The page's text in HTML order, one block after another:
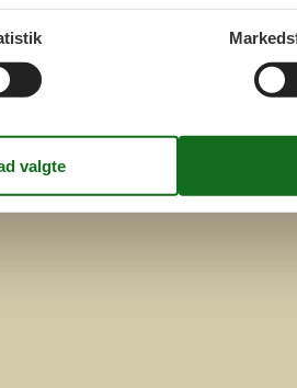
Facebook Instagram